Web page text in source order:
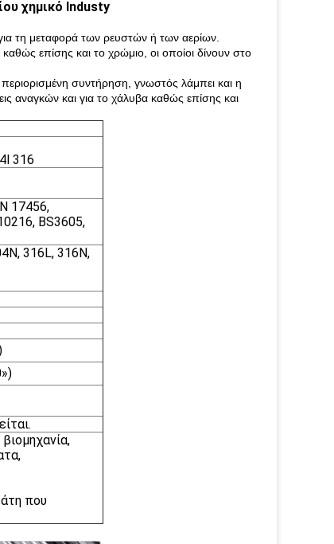
χημικό Industy
τη μεταφορά των ρευστών ή των αερίων.
επίσης και το χρώμιο, οι οποίοι δίνουν στο
συντήρηση, γνωστός λάμπει και η
αναγκών και για το χάλυβα καθώς επίσης και
316
17456,
BS3605,
316L, 316N,
που